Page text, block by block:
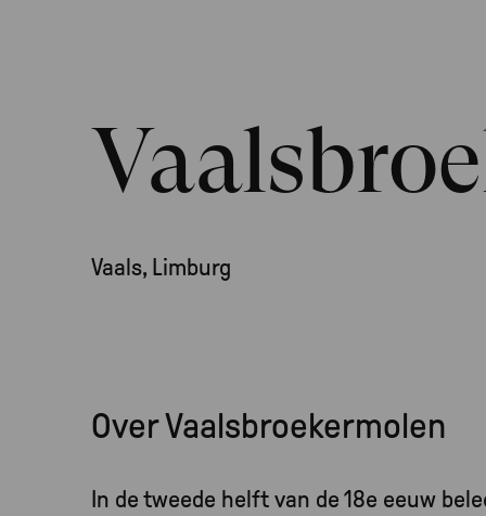
Vaals, Limburg
Over Vaalsbroekermolen
In de tweede helft van de 18e eeuw